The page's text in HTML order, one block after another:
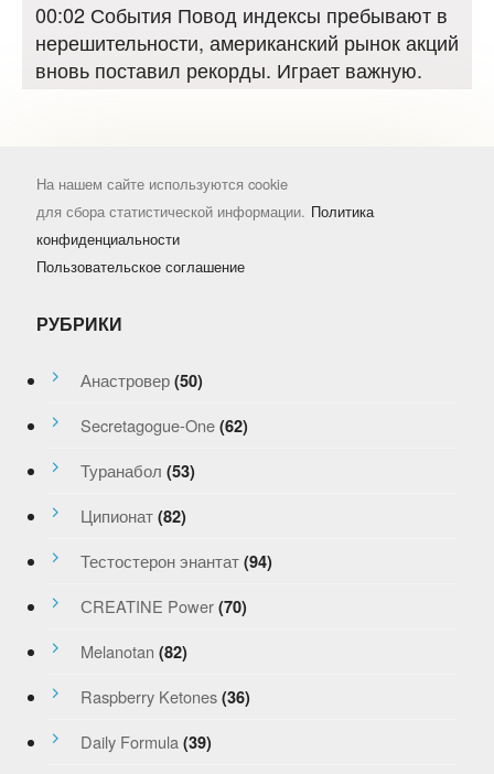
00:02 События Повод индексы пребывают в
нерешительности, американский рынок акций
вновь поставил рекорды. Играет важную.
На нашем сайте используются cookie
для сбора статистической информации. Политика
конфиденциальности
Пользовательское соглашение
РУБРИКИ
Анастровер (50)
Secretagogue-One (62)
Туранабол (53)
Ципионат (82)
Тестостерон энантат (94)
СREATINE Power (70)
Melanotan (82)
Raspberry Ketones (36)
Daily Formula (39)